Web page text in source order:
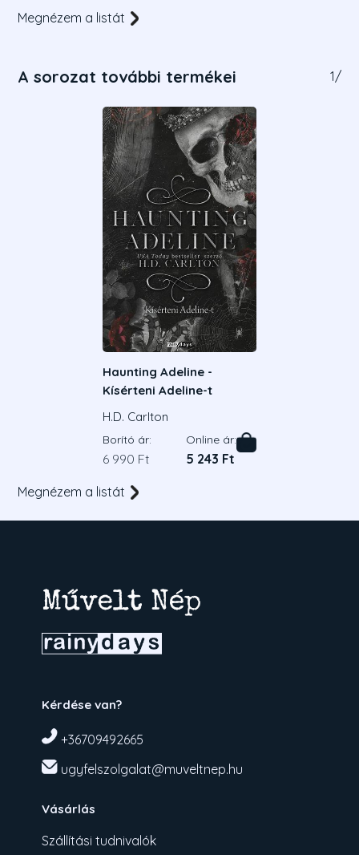
Megnézem a listát
A sorozat további termékei 1/
Haunting Adeline -
Kísérteni Adeline-t
H.D. Carlton
Borító ár:
6 990 Ft
Online ár:
5 243 Ft
Megnézem a listát
Kérdése van?
+36709492665
ugyfelszolgalat@muveltnep.hu
Vásárlás
Szállítási tudnivalók